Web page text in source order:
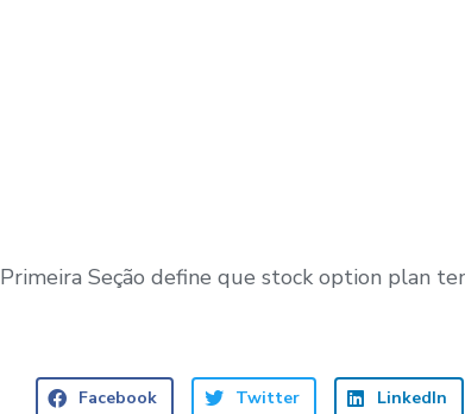
Primeira Seção define que stock option plan
Facebook Twitter LinkedIn